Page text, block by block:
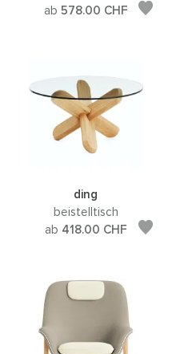
ab 578.00 CHF
ding
beistelltisch
ab 418.00 CHF